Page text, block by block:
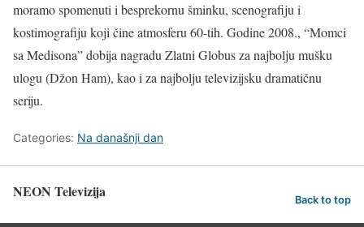
moramo spomenuti i besprekornu šminku, scenografiju i
kostimografiju koji čine atmosferu 60-tih. Godine 2008., “Momci
sa Medisona” dobija nagradu Zlatni Globus za najbolju mušku
ulogu (Džon Ham), kao i za najbolju televizijsku dramatičnu
seriju.
Categories: Na današnji dan
NEON Televizija Back to top